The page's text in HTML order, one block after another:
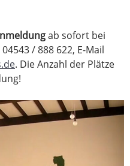
ab sofort bei
/ 888 622, E-Mail
. Die Anzahl der Plätze